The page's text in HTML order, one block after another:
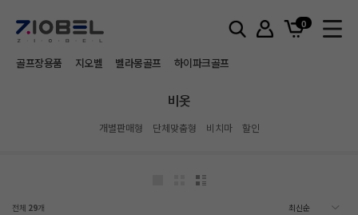
0
골프장용품 지오벨 벨라몽골프 하이파크골프
비옷
개별판매형 단체맞춤형 비치마 할인
전체 29개